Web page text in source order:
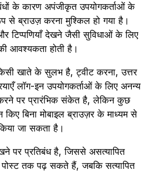
के कारण अपंजीकृत उपयोगकर्ताओं के
से ब्राउज़ करना मुश्किल हो गया है।
टिप्पणियाँ देखने जैसी सुविधाओं के लिए
आवश्यकता होती है।
खाते के सुलभ है, ट्वीट करना, उत्तर
लॉग-इन उपयोगकर्ताओं के लिए अनन्य
पर प्रारंभिक संकेत है, लेकिन कुछ
बिना मोबाइल ब्राउज़र के माध्यम से
जा सकता है।
पर प्रतिबंध है, जिससे असत्यापित
पोस्ट तक पढ़ सकते हैं, जबकि सत्यापित